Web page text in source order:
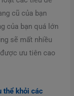
cũ của bạn
của bạn quá lớn
sẽ mất nhiều
ưu tiên cao
thể khỏi các